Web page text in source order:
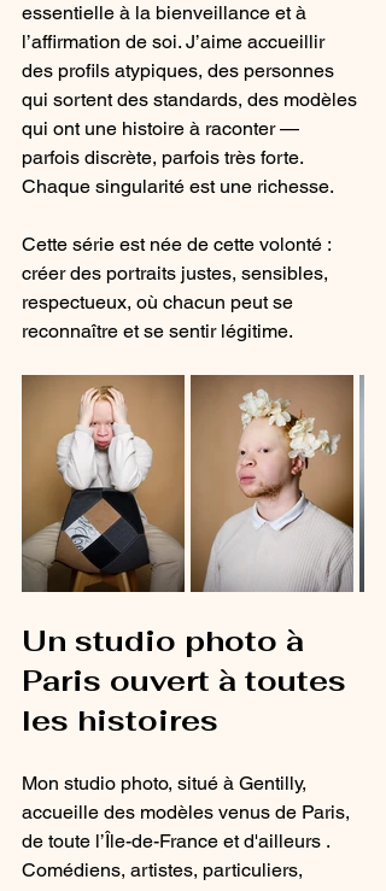
essentielle à la bienveillance et à
l’affirmation de soi. J’aime accueillir
des profils atypiques, des personnes
qui sortent des standards, des modèles
qui ont une histoire à raconter —
parfois discrète, parfois très forte.
Chaque singularité est une richesse.
Cette série est née de cette volonté :
créer des portraits justes, sensibles,
respectueux, où chacun peut se
reconnaître et se sentir légitime.
Un studio photo à
Paris ouvert à toutes
les histoires
Mon studio photo, situé à Gentilly,
accueille des modèles venus de Paris,
de toute l’Île-de-France et d'ailleurs .
Comédiens, artistes, particuliers,